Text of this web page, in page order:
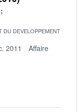
DU DEVELOPPEMENT
2011
Affaire